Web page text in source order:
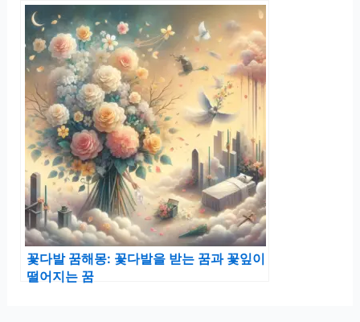
꽃다발 꿈해몽: 꽃다발을 받는 꿈과 꽃잎이
떨어지는 꿈